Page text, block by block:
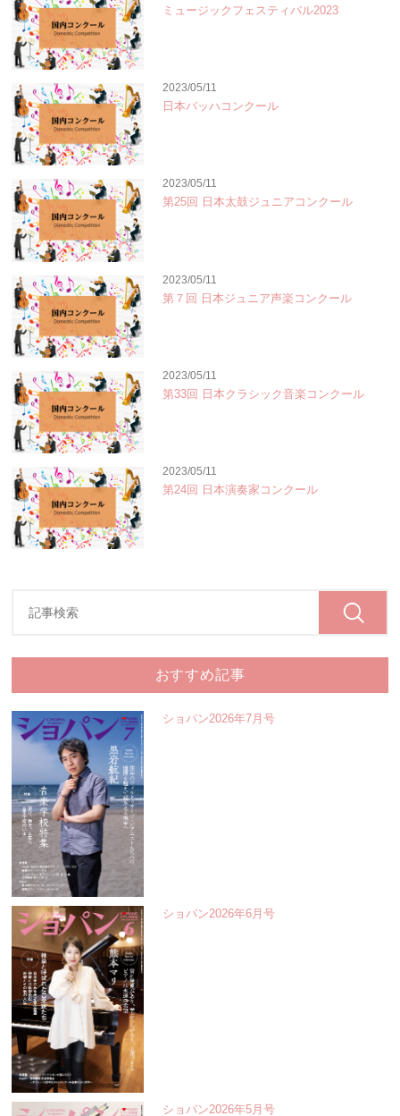
ミュージックフェスティバル2023
2023/05/11
日本バッハコンクール
2023/05/11
第25回 日本太鼓ジュニアコンクール
2023/05/11
第７回 日本ジュニア声楽コンクール
2023/05/11
第33回 日本クラシック音楽コンクール
2023/05/11
第24回 日本演奏家コンクール
おすすめ記事
ショパン2026年7月号
ショパン2026年6月号
ショパン2026年5月号